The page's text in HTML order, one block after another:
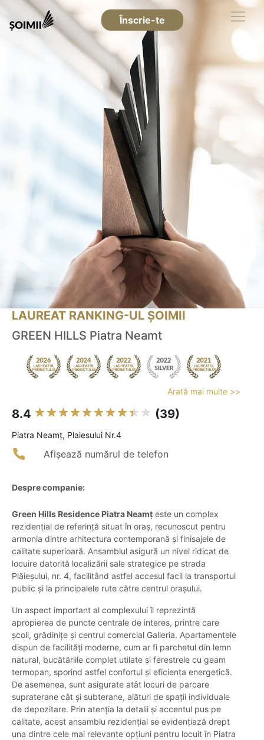
Înscrie-te
LAUREAT RANKING-UL ȘOIMII
GREEN HILLS Piatra Neamt
Arată mai multe >>
8.4 (39)
Piatra Neamţ, Plaiesului Nr.4
Afișează numărul de telefon
Despre companie:
Green Hills Residence Piatra Neamț este un complex
rezidențial de referință situat în oraș, recunoscut pentru
armonia dintre arhitectura contemporană și finisajele de
calitate superioară. Ansamblul asigură un nivel ridicat de
locuire datorită localizării sale strategice pe strada
Plăieșului, nr. 4, facilitând astfel accesul facil la transportul
public și la principalele rute către centrul orașului.
Un aspect important al complexului îl reprezintă
apropierea de puncte centrale de interes, printre care
școli, grădinițe și centrul comercial Galleria. Apartamentele
dispun de facilități moderne, cum ar fi parchetul din lemn
natural, bucătăriile complet utilate și ferestrele cu geam
termopan, sporind astfel confortul și eficiența energetică.
De asemenea, sunt asigurate atât locuri de parcare
supraterane cât și subterane, alături de spații individuale
de depozitare. Prin atenția la detalii și accentul pus pe
calitate, acest ansamblu rezidențial se evidențiază drept
una dintre cele mai relevante opțiuni pentru locuit în Piatra